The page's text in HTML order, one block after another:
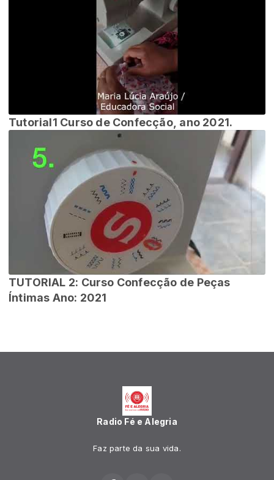
Tutorial1 Curso de Confecção, ano 2021.
TUTORIAL 2: Curso Confecção de Peças
Íntimas Ano: 2021
Radio Fé e Alegria
Faz parte da sua vida.